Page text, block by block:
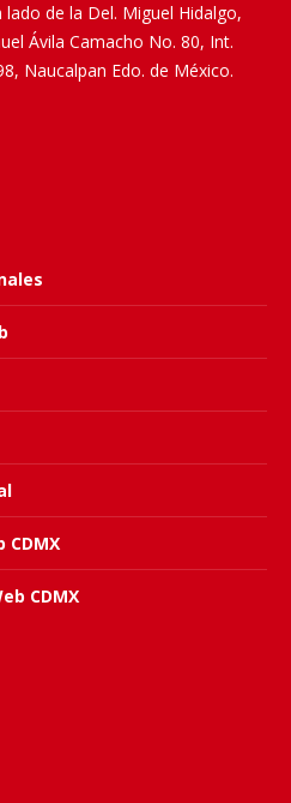
de la Del. Miguel Hidalgo,
Ávila Camacho No. 80, Int.
Naucalpan Edo. de México.
CDMX
CDMX